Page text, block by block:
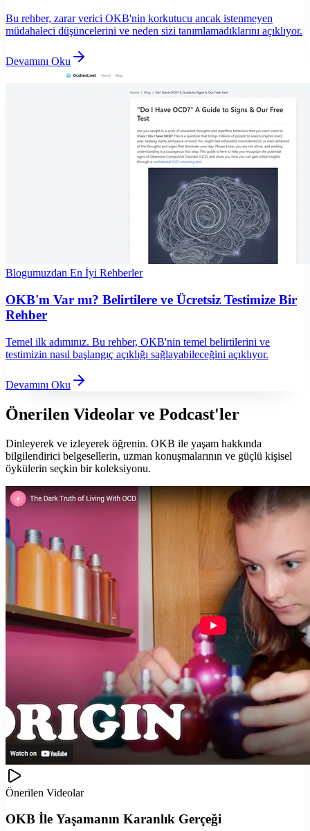
Bu rehber, zarar verici OKB'nin korkutucu ancak istenmeyen
müdahaleci düşüncelerini ve neden sizi tanımlamadıklarını açıklıyor.
Devamını Oku
Blogumuzdan En İyi Rehberler
OKB'm Var mı? Belirtilere ve Ücretsiz Testimize Bir
Rehber
Temel ilk adımınız. Bu rehber, OKB'nin temel belirtilerini ve
testimizin nasıl başlangıç ​​açıklığı sağlayabileceğini açıklıyor.
Devamını Oku
Önerilen Videolar ve Podcast'ler
Dinleyerek ve izleyerek öğrenin. OKB ile yaşam hakkında
bilgilendirici belgesellerin, uzman konuşmalarının ve güçlü kişisel
öykülerin seçkin bir koleksiyonu.
Önerilen Videolar
OKB İle Yaşamanın Karanlık Gerçeği